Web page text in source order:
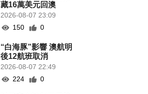
藏16萬美元回澳
2026-08-07 23:09
150
0
“白海豚”影響 澳航明
後12航班取消
2026-08-07 22:49
224
0